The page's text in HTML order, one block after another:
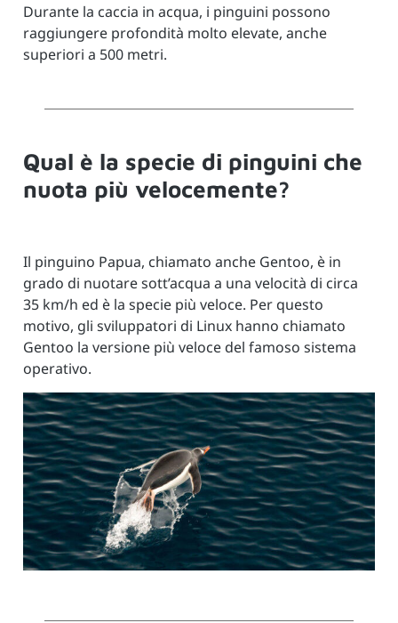
Durante la caccia in acqua, i pinguini possono
raggiungere profondità molto elevate, anche
superiori a 500 metri.
Qual è la specie di pinguini che
nuota più velocemente?
Il pinguino Papua, chiamato anche Gentoo, è in
grado di nuotare sott’acqua a una velocità di circa
35 km/h ed è la specie più veloce. Per questo
motivo, gli sviluppatori di Linux hanno chiamato
Gentoo la versione più veloce del famoso sistema
operativo.